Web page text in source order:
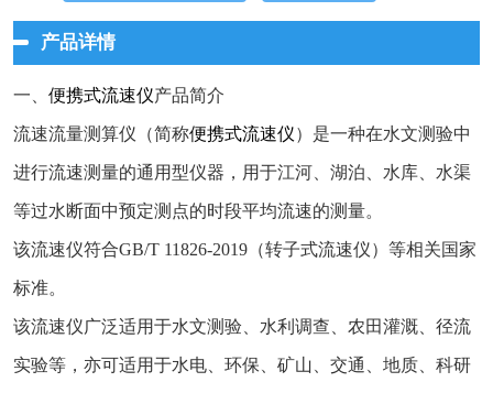
产品详情
一、 便携式流速仪产品简介
流速流量测算仪（简称便携式流速仪）是一种在水文测验中
进行流速测量的通用型仪器，用于江河、湖泊、水库、水渠
等过水断面中预定测点的时段平均流速的测量。
该流速仪符合GB/T 11826-2019（转子式流速仪）等相关国家
标准。
该流速仪广泛适用于水文测验、水利调查、农田灌溉、径流
实验等，亦可适用于水电、环保、矿山、交通、地质、科研